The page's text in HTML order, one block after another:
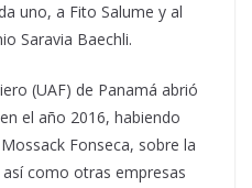
uno, a Fito Salume y al
Saravia Baechli.
(UAF) de Panamá abrió
el año 2016, habiendo
Fonseca, sobre la
así como otras empresas